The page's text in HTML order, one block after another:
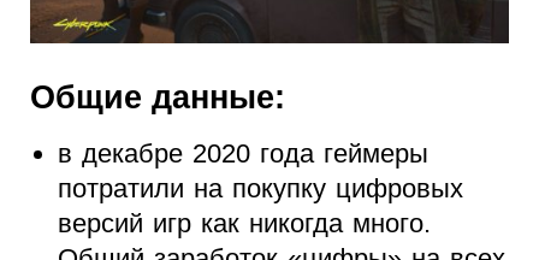
Общие данные:
в декабре 2020 года геймеры
потратили на покупку цифровых
версий игр как никогда много.